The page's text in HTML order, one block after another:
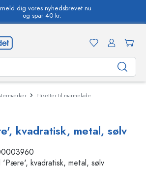
dig vores nyhedsbrevet nu
og spar 40 kr.
Etiketter til marmelade
kvadratisk, metal, sølv